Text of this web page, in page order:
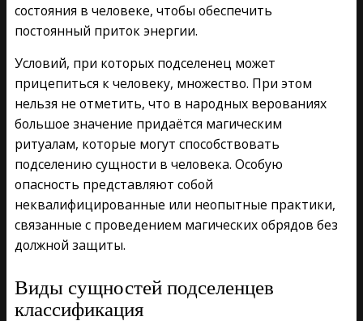
состояния в человеке, чтобы обеспечить
постоянный приток энергии.
Условий, при которых подселенец может
прицепиться к человеку, множество. При этом
нельзя не отметить, что в народных верованиях
большое значение придаётся магическим
ритуалам, которые могут способствовать
подселению сущности в человека. Особую
опасность представляют собой
неквалифицированные или неопытные практики,
связанные с проведением магических обрядов без
должной защиты.
Виды сущностей подселенцев
классификация